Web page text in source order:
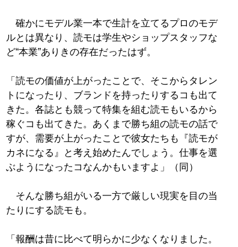
確かにモデル業一本で生計を立てるプロのモデ
ルとは異なり、読モは学生やショップスタッフな
ど“本業”ありきの存在だったはず。
「読モの価値が上がったことで、そこからタレン
トになったり、ブランドを持ったりするコも出て
きた。各誌とも競って特集を組む読モもいるから
稼ぐコも出てきた。あくまで勝ち組の読モの話で
すが、需要が上がったことで彼女たちも『読モが
カネになる』と考え始めたんでしょう。仕事を選
ぶようになったコなんかもいますよ」（同）
そんな勝ち組がいる一方で厳しい現実を目の当
たりにする読モも。
「報酬は昔に比べて明らかに少なくなりました。